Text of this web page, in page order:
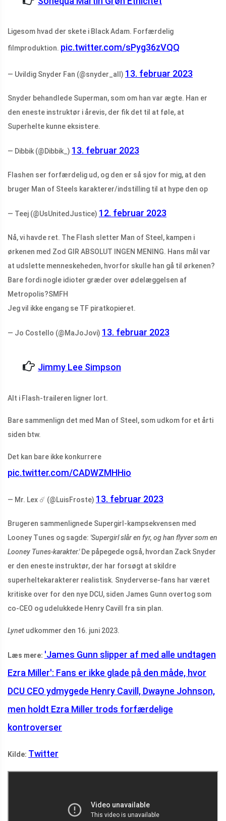
Ligesom hvad der skete i Black Adam. Forfærdelig
filmproduktion. pic.twitter.com/sPyg36zVQQ
— Uvildig Snyder Fan (@snyder_all) 13. februar 2023
Snyder behandlede Superman, som om han var ægte. Han er
den eneste instruktør i årevis, der fik det til at føle, at
Superhelte kunne eksistere.
— Dibbik (@Dibbik_) 13. februar 2023
Flashen ser forfærdelig ud, og den er så sjov for mig, at den
bruger Man of Steels karakterer/indstilling til at hype den op
— Teej (@UsUnitedJustice) 12. februar 2023
Nå, vi havde ret. The Flash sletter Man of Steel, kampen i
ørkenen med Zod GIR ABSOLUT INGEN MENING. Hans mål var
at udslette menneskeheden, hvorfor skulle han gå til ørkenen?
Bare fordi nogle idioter græder over ødelæggelsen af ​​
Metropolis?SMFH
Jeg vil ikke engang se TF piratkopieret.
— Jo Costello (@MaJoJovi) 13. februar 2023
Jimmy Lee Simpson
Alt i Flash-traileren ligner lort.
Bare sammenlign det med Man of Steel, som udkom for et årti
siden btw.
Det kan bare ikke konkurrere
pic.twitter.com/CADWZMHHio
— Mr. Lex ☄️ (@LuisFroste) 13. februar 2023
Brugeren sammenlignede Supergirl-kampsekvensen med
Looney Tunes og sagde: 'Supergirl slår en fyr, og han flyver som en
Looney Tunes-karakter.'De påpegede også, hvordan Zack Snyder
er den eneste instruktør, der har forsøgt at skildre
superheltekarakterer realistisk. Snyderverse-fans har været
kritiske over for den nye DCU, siden James Gunn overtog som
co-CEO og udelukkede Henry Cavill fra sin plan.
Lynet udkommer den 16. juni 2023.
Læs mere: 'James Gunn slipper af med alle undtagen
Ezra Miller': Fans er ikke glade på den måde, hvor
DCU CEO ydmygede Henry Cavill, Dwayne Johnson,
men holdt Ezra Miller trods forfærdelige
kontroverser
Kilde: Twitter